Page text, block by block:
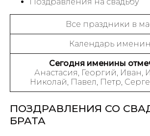
Все праздники в
Календарь именин
Сегодня именины
Анастасия, Георгий, Иван,
Николай, Павел, Петр,
ПОЗДРАВЛЕНИЯ СО
БРАТА